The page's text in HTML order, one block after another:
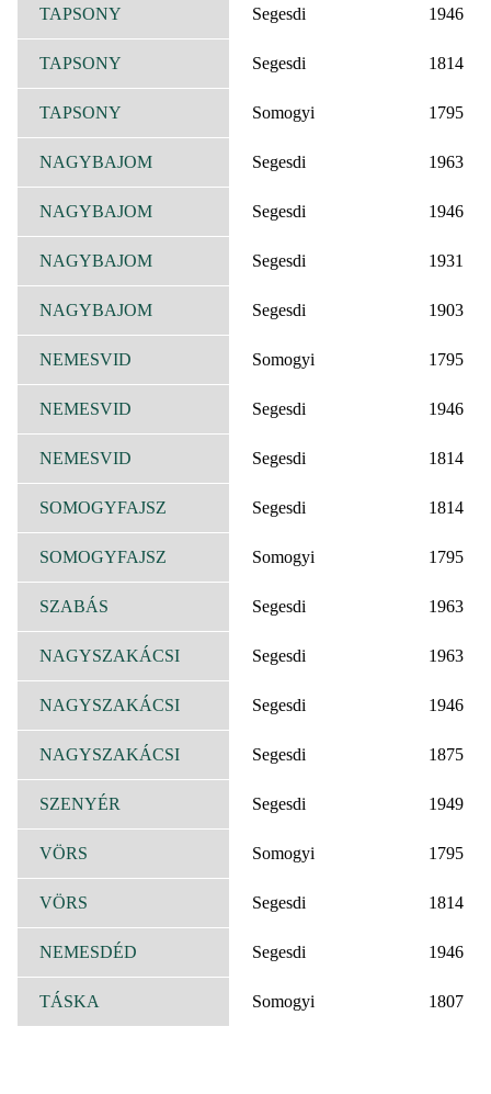
TAPSONY Segesdi 1946
TAPSONY Segesdi 1814
TAPSONY Somogyi 1795
NAGYBAJOM Segesdi 1963
NAGYBAJOM Segesdi 1946
NAGYBAJOM Segesdi 1931
NAGYBAJOM Segesdi 1903
NEMESVID Somogyi 1795
NEMESVID Segesdi 1946
NEMESVID Segesdi 1814
SOMOGYFAJSZ Segesdi 1814
SOMOGYFAJSZ Somogyi 1795
SZABÁS Segesdi 1963
NAGYSZAKÁCSI Segesdi 1963
NAGYSZAKÁCSI Segesdi 1946
NAGYSZAKÁCSI Segesdi 1875
SZENYÉR Segesdi 1949
VÖRS Somogyi 1795
VÖRS Segesdi 1814
NEMESDÉD Segesdi 1946
TÁSKA Somogyi 1807